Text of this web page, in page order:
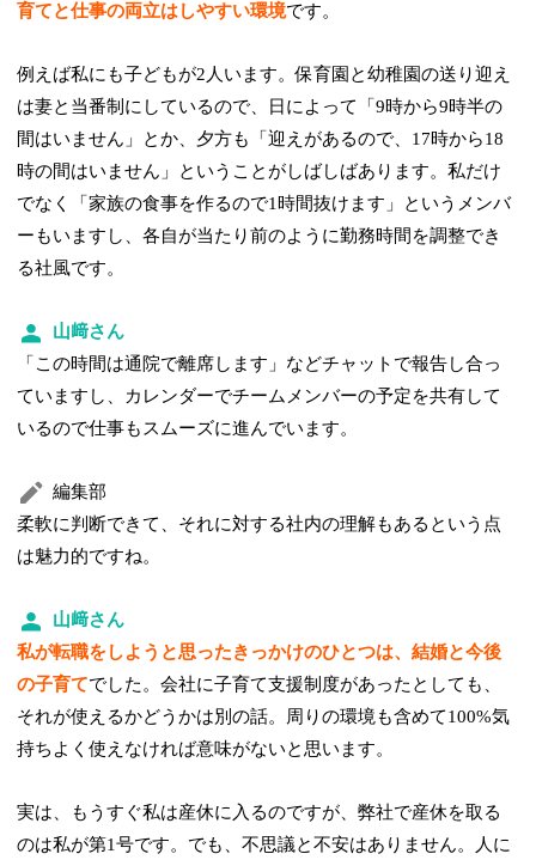
育てと仕事の両立はしやすい環境です。
例えば私にも子どもが2人います。保育園と幼稚園の送り迎え
は妻と当番制にしているので、日によって「9時から9時半の
間はいません」とか、夕方も「迎えがあるので、17時から18
時の間はいません」ということがしばしばあります。私だけ
でなく「家族の食事を作るので1時間抜けます」というメンバ
ーもいますし、各自が当たり前のように勤務時間を調整でき
る社風です。
山﨑さん
「この時間は通院で離席します」などチャットで報告し合っ
ていますし、カレンダーでチームメンバーの予定を共有して
いるので仕事もスムーズに進んでいます。
編集部
柔軟に判断できて、それに対する社内の理解もあるという点
は魅力的ですね。
山﨑さん
私が転職をしようと思ったきっかけのひとつは、結婚と今後
の子育てでした。会社に子育て支援制度があったとしても、
それが使えるかどうかは別の話。周りの環境も含めて100%気
持ちよく使えなければ意味がないと思います。
実は、もうすぐ私は産休に入るのですが、弊社で産休を取る
のは私が第1号です。でも、不思議と不安はありません。人に